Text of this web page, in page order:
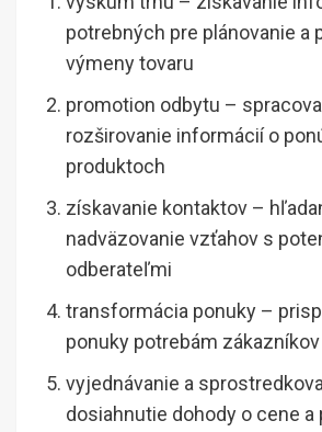
potrebných pre plánovanie a
výmeny tovaru
promotion odbytu –
rozširovanie informácií o
produktoch
získavanie kontaktov –
nadväzovanie vzťahov s
odberateľmi
transformácia ponuky –
ponuky potrebám zákazníkov
vyjednávanie a
dosiahnutie dohody o cene a